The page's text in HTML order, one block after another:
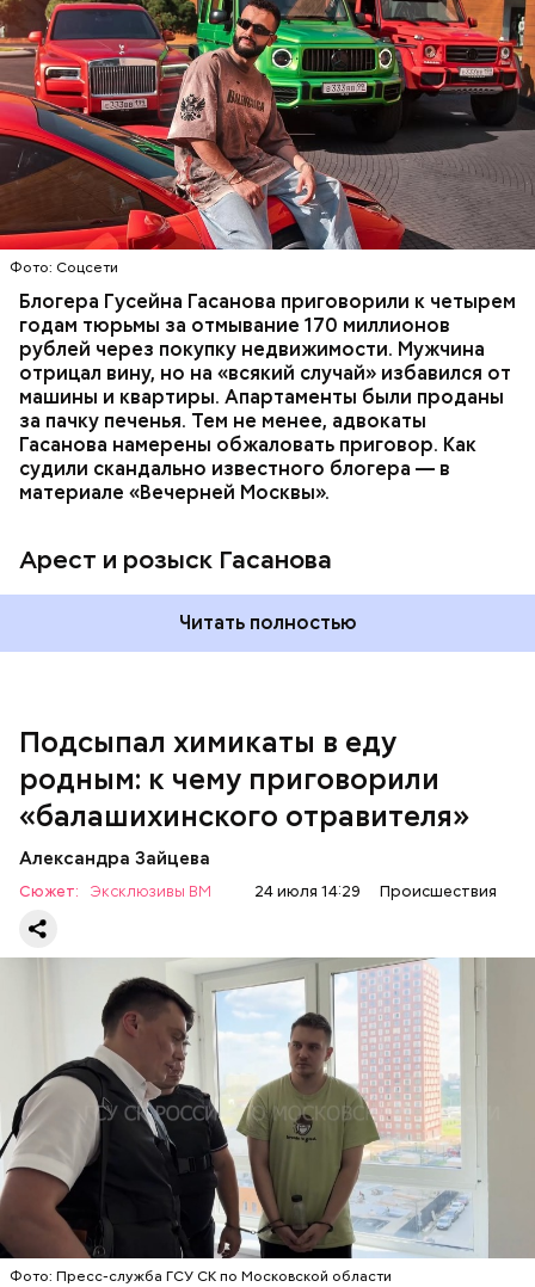
Фото: Соцсети
Блогера Гусейна Гасанова приговорили к четырем
годам тюрьмы за отмывание 170 миллионов
рублей через покупку недвижимости. Мужчина
отрицал вину, но на «всякий случай» избавился от
машины и квартиры. Апартаменты были проданы
за пачку печенья. Тем не менее, адвокаты
Гасанова намерены обжаловать приговор. Как
судили скандально известного блогера — в
материале «Вечерней Москвы».
Арест и розыск Гасанова
В мае 2025 года МВД РФ объявило в
международный розыскблогера Гусейна Гасанова.
В его отношении возбудили уголовное дело о
неуплате налогов и легализации преступных
доходов в особо крупном размере. В тот же день
мужчину заочно арестовали.
Фото: База розыска МВД РФ
Читать полностью
НАЛОГИ ПОИСК ЛЮДЕЙ ДЕНЬГИ
МВД
ГАСАН ГУСЕЙНОВ
Подсыпал химикаты в еду
родным: к чему приговорили
«балашихинского отравителя»
Александра Зайцева
Сюжет: Эксклюзивы ВМ 24 июля 14:29 Происшествия
Фото: Пресс-служба ГСУ СК по Московской области
Все началось в июне, когда двое супругов
обратились в местную больницу с жалобами на
плохое самочувствие. Врачи не смогли поставить
им точный диагноз, после чего анализы
потерпевших направили на экспертизу. В них
специалисты обнаружили сильнодействующий
химикат дихлорэтан, который не мог попасть в
организм супругов случайно. То же самое вещество
нашли в еде, изъятой из квартиры пострадавших.
Play
Video
Видео: пресс-служба ГСУ СК по Московской области
Началось расследование. В квартире потерпевших
Также отравленную пищу ела его младшая сестра.
Молодого человека задержали. На первом же
допросе он признался, что планировал отравить
только отчима. Тогда следователи посчитали, что
мотивом преступления была квартира родителей,
которая в случае их смерти перешла бы сыну. Но
спустя несколько дней Миссюра заявил, что ранее
уже травил других людей.
ОТРАВЛЕНИЯ БАЛАШИХА
РОДИТЕЛИ
СЛЕДСТВЕННЫЙ КОМИТЕТ
ЭКСПЕРТИЗЫ